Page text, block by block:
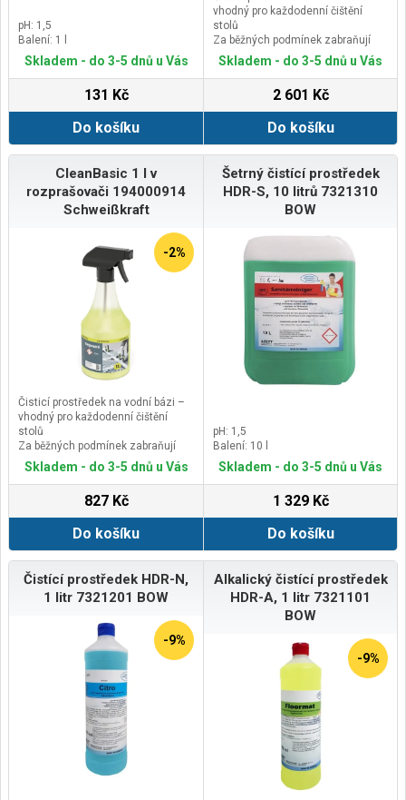
pH: 1,5
Balení: 1 l
Skladem - do 3-5 dnů u Vás
131 Kč
Do košíku
vhodný pro každodenní čištění
stolů
Za běžných podmínek zabraňují
antikorozní složky tvorbě rzi
Pokud se přesto v důsledku
mimořádně vysoké vlhkosti objeví
rez, neměl by se čisticí prostředek
na vodní bázi používat
Skladem - do 3-5 dnů u Vás
2 601 Kč
Do košíku
CleanBasic 1 l v
rozprašovači 194000914
Schweißkraft
-2%
Čisticí prostředek na vodní bázi –
vhodný pro každodenní čištění
stolů
Za běžných podmínek zabraňují
antikorozní složky tvorbě rzi
Pokud se přesto v důsledku
rez, neměl by se čisticí prostředek
na vodní bázi používat
Skladem - do 3-5 dnů u Vás
827 Kč
Do košíku
Šetrný čistící prostředek
HDR-S, 10 litrů 7321310
BOW
pH: 1,5
Balení: 10 l
Skladem - do 3-5 dnů u Vás
1 329 Kč
Do košíku
Čistící prostředek HDR-N,
1 litr 7321201 BOW
-9%
Alkalický čistící prostředek
HDR-A, 1 litr 7321101
BOW
-9%